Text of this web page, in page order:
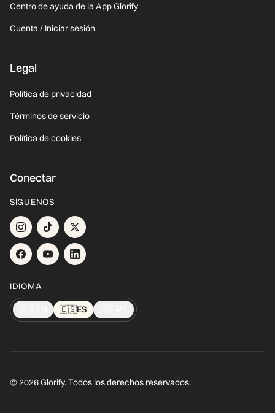
Centro de ayuda de la App Glorify
Cuenta / Iniciar sesión
Legal
Política de privacidad
Términos de servicio
Política de cookies
Conectar
SÍGUENOS
IDIOMA
🇪🇸ES
© 2026 Glorify. Todos los derechos reservados.